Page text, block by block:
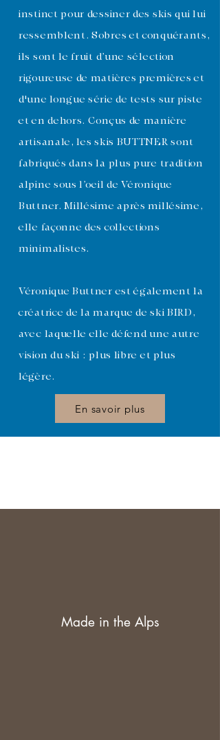
instinct pour dessiner des skis qui lui
ressemblent. Sobres et conquérants,
ils sont le fruit d’une sélection
rigoureuse de matières premières et
d'une longue série de tests sur piste
et en dehors. Conçus de manière
artisanale, les skis BUTTNER sont
fabriqués dans la plus pure tradition
alpine sous l’oeil de Véronique
Buttner. Millésime après millésime,
elle façonne des collections
minimalistes.
Véronique Buttner est également la
créatrice de la marque de ski BIRD,
avec laquelle elle défend une autre
vision du ski : plus libre et plus
légère.
En savoir plus
Made in the Alps